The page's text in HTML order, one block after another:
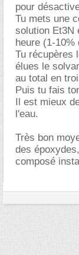
pour
Tu mets une
solution Et3N
heure (1-10%
Tu récupères
élues le
au total en
Puis tu fais
Il est mieux
l'eau.
Très bon
des
composé